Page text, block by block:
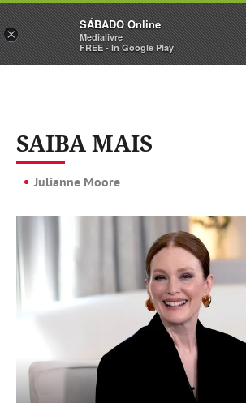
Sábado Assine
SAIBA MAIS
Julianne Moore
×
SÁBADO Online
Medialivre
FREE - In Google Play